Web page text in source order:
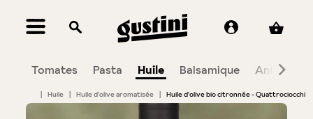
principal
Tomates Pasta Huile Balsamique Antipasti
| Huile | Huile d'olive aromatisée | Huile d'olive bio citronnée - Quattrociocchi
Bildergalerie überspringen